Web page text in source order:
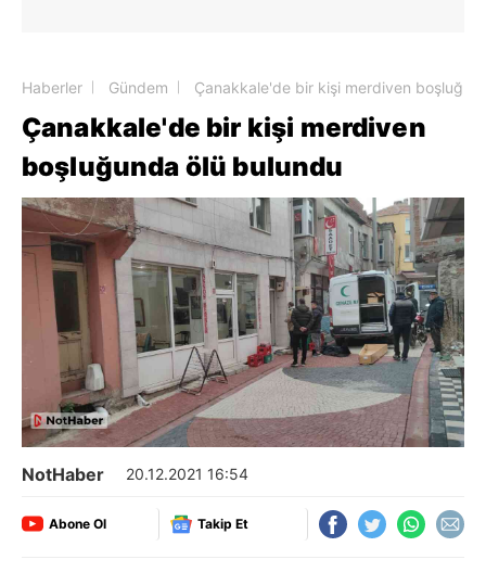
Haberler Gündem Çanakkale'de bir kişi merdiven
Çanakkale'de bir kişi merdiven
boşluğunda ölü bulundu
NotHaber 20.12.2021 16:54
Abone Ol Takip Et